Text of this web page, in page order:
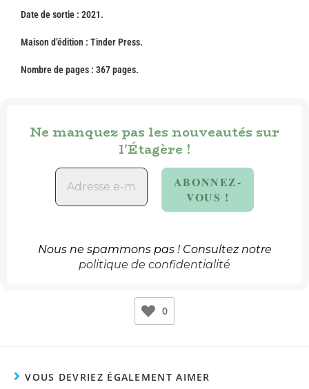
Date de sortie : 2021.
Maison d’édition : Tinder Press.
Nombre de pages : 367 pages.
Ne manquez pas les nouveautés sur
l'Étagère !
Nous ne spammons pas ! Consultez notre
politique de confidentialité
0
VOUS DEVRIEZ ÉGALEMENT AIMER